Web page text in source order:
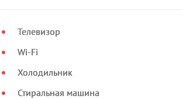
Телевизор
Wi-Fi
Холодильник
Стиральная машина